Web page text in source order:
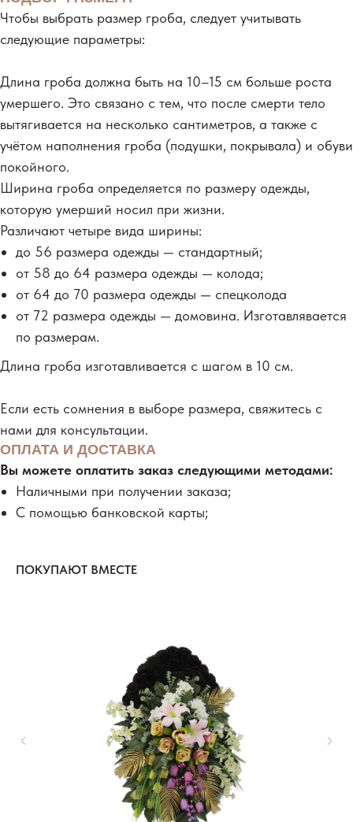
Чтобы выбрать размер гроба, следует учитывать
следующие параметры:
Длина гроба должна быть на 10–15 см больше роста
умершего. Это связано с тем, что после смерти тело
вытягивается на несколько сантиметров, а также с
учётом наполнения гроба (подушки, покрывала) и обуви
покойного.
Ширина гроба определяется по размеру одежды,
которую умерший носил при жизни.
Различают четыре вида ширины:
до 56 размера одежды — стандартный;
от 58 до 64 размера одежды — колода;
от 64 до 70 размера одежды — спецколода
от 72 размера одежды — домовина. Изготавлявается
по размерам.
Длина гроба изготавливается с шагом в 10 см.
Если есть сомнения в выборе размера, свяжитесь с
нами для консультации.
ОПЛАТА И ДОСТАВКА
Вы можете оплатить заказ следующими методами:
Наличными при получении заказа;
С помощью банковской карты;
ПОКУПАЮТ ВМЕСТЕ